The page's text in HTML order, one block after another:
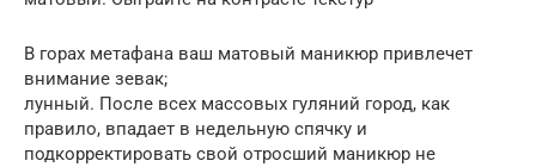
В горах метафана ваш матовый маникюр привлечет
внимание зевак;
лунный. После всех массовых гуляний город, как
правило, впадает в недельную спячку и
подкорректировать свой отросший маникюр не